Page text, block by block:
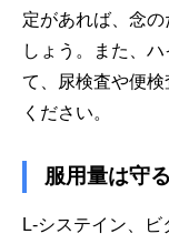
定があれば、念
しょう。また、
て、尿検査や便
ください。
服用量は守
L-システイン、